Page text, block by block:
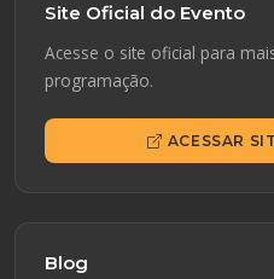
Site Oficial do Evento
Acesse o site oficial para
programação.
ACESSAR
Blog